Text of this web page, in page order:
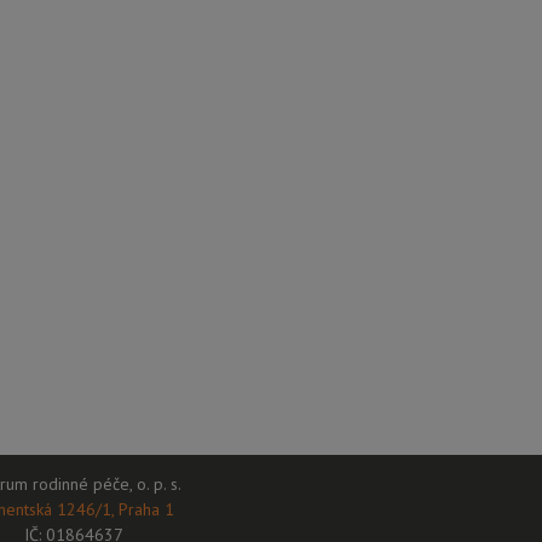
rodinné péče, o. p. s.
1246/1, Praha 1
IČ: 01864637